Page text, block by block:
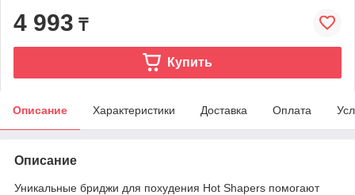
4 993 ₸
Купить
Описание Характеристики Доставка Оплата
Описание
Уникальные бриджи для похудения Hot Shapers помогают